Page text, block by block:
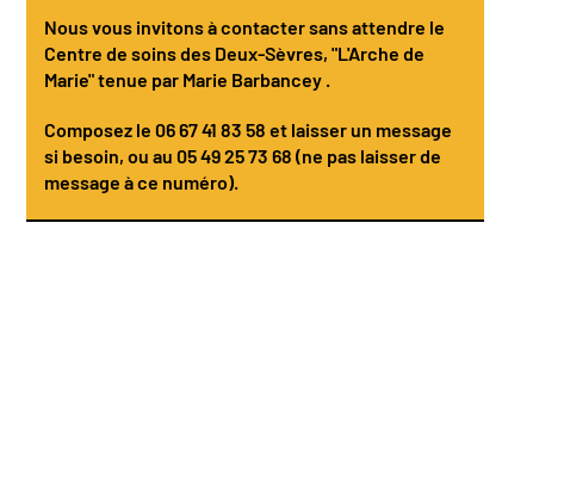
Nous vous invitons à contacter sans attendre le
Centre de soins des Deux-Sèvres, "L'Arche de
Marie" tenue par Marie Barbancey .
Composez le 06 67 41 83 58 et laisser un message
si besoin, ou au 05 49 25 73 68 (ne pas laisser de
message à ce numéro).